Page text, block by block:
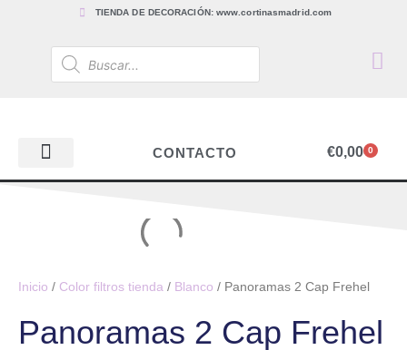
TIENDA DE DECORACIÓN: www.cortinasmadrid.com
CONTACTO €0,00 0
Inicio / Color filtros tienda / Blanco / Panoramas 2 Cap Frehel
Panoramas 2 Cap Frehel